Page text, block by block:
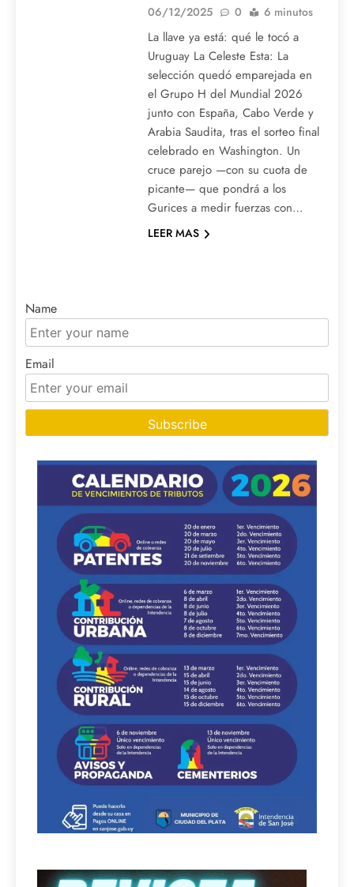
06/12/2025
0 6 minutos
La llave ya está: qué le tocó a
Uruguay La Celeste Esta: La
selección quedó emparejada en
el Grupo H del Mundial 2026
junto con España, Cabo Verde y
Arabia Saudita, tras el sorteo final
celebrado en Washington. Un
cruce parejo —con su cuota de
picante— que pondrá a los
Gurices a medir fuerzas con…
LEER MAS
Name
Email